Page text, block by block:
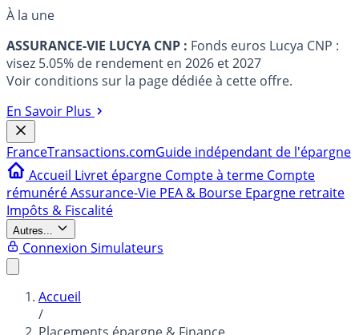
À la une
ASSURANCE-VIE LUCYA CNP : Fonds euros Lucya CNP :
visez 5.05% de rendement en 2026 et 2027
Voir conditions sur la page dédiée à cette offre.
En Savoir Plus
FranceTransactions.comGuide indépendant de l'épargne
Accueil Livret épargne Compte à terme Compte
rémunéréAssurance-Vie PEA & Bourse Epargne retraite
Impôts & Fiscalité
Autres...
Connexion Simulateurs
Accueil
/